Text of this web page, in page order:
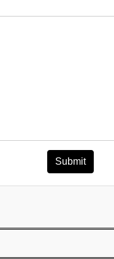
Submit